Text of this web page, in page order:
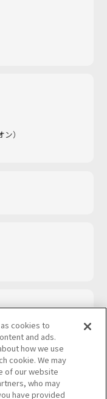
）​
cookies to
and ads.
how we use
cookie. We may
of our website
who may
have provided